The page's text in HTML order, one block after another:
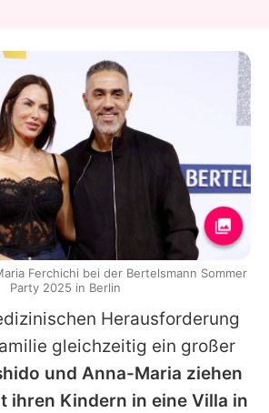
Herausforderung
gleichzeitig ein großer
und Anna-Maria ziehen
ihren Kindern in eine Villa in
Ferchichi bei der Bertelsmann Sommer
Party 2025 in Berlin